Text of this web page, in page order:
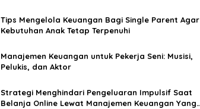
Tips Mengelola Keuangan Bagi Single Parent Agar
Kebutuhan Anak Tetap Terpenuhi
Manajemen Keuangan untuk Pekerja Seni: Musisi,
Pelukis, dan Aktor
Strategi Menghindari Pengeluaran Impulsif Saat
Belanja Online Lewat Manajemen Keuangan Yang